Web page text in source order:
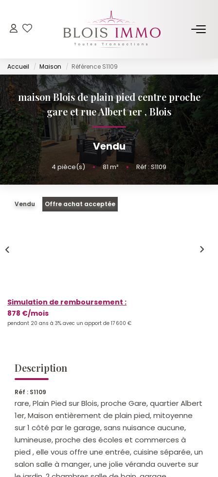
NOS BIENS
Acheter
Louer
Biens Vendus Et Loués
Off Market
ESTIMER
FAIRE GÉRER
NOTRE AGENCE
CONTACT
Accueil Maison Référence S1109
maison Blois de plain pied centre proche
gare et rue Albert 1er,Blois
Vendu
4 pièce(s) • 81 m² • Réf : S1109
Vendu Offre achat acceptée
Simulation de remboursement :
878 €/mois
pendant 20 ans à 3% avec un apport de 17 600 €
Description
Réf : S1109
rare, Plain Pied sur Blois, proche Gare, quartier Albert
1er, Maison entièrement de plain pied, mitoyenne
sur 1 côté par le garage, sans nuisance aucune,
lumineuse, proche des écoles et commerces à
pied , elle vous offre une entrée, cuisine séparée, un
salon salle à manger, une jolie véranda ouverte sur